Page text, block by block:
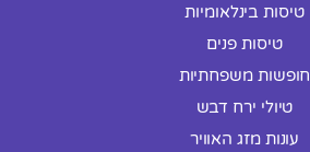
טיסות בינלאומיות
טיסות פנים
חופשות משפחתיות
טיולי ירח דבש
עונות מזג האוויר